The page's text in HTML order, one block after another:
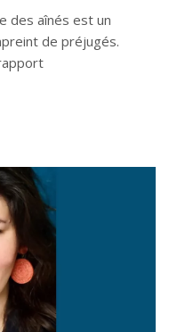
des aînés est un
de préjugés.